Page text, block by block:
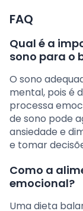
FAQ
Qual é a
sono para o
O sono
mental, pois é
processa
de sono pode
ansiedade e
e tomar
Como a
emocional?
Uma dieta